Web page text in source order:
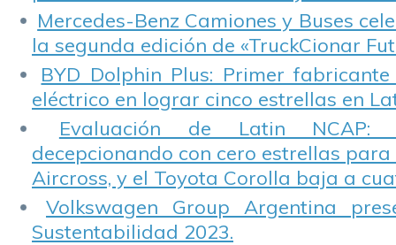
Mercedes-Benz Camiones y Buses
la segunda edición de «TruckCionar
BYD Dolphin Plus: Primer
eléctrico en lograr cinco estrellas en
Evaluación de Latin NCAP:
decepcionando con cero estrellas para
Aircross, y el Toyota Corolla baja a
Volkswagen Group Argentina
Sustentabilidad 2023.